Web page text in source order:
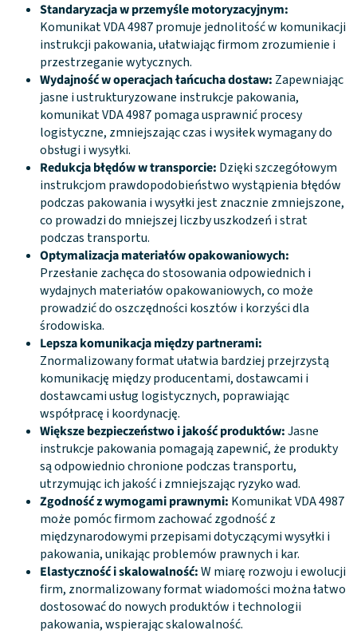
Standaryzacja w przemyśle motoryzacyjnym:
Komunikat VDA 4987 promuje jednolitość w komunikacji
instrukcji pakowania, ułatwiając firmom zrozumienie i
przestrzeganie wytycznych.
Wydajność w operacjach łańcucha dostaw: Zapewniając
jasne i ustrukturyzowane instrukcje pakowania,
komunikat VDA 4987 pomaga usprawnić procesy
logistyczne, zmniejszając czas i wysiłek wymagany do
obsługi i wysyłki.
Redukcja błędów w transporcie: Dzięki szczegółowym
instrukcjom prawdopodobieństwo wystąpienia błędów
podczas pakowania i wysyłki jest znacznie zmniejszone,
co prowadzi do mniejszej liczby uszkodzeń i strat
podczas transportu.
Optymalizacja materiałów opakowaniowych:
Przesłanie zachęca do stosowania odpowiednich i
wydajnych materiałów opakowaniowych, co może
prowadzić do oszczędności kosztów i korzyści dla
środowiska.
Lepsza komunikacja między partnerami:
Znormalizowany format ułatwia bardziej przejrzystą
komunikację między producentami, dostawcami i
dostawcami usług logistycznych, poprawiając
współpracę i koordynację.
Większe bezpieczeństwo i jakość produktów:Jasne
instrukcje pakowania pomagają zapewnić, że produkty
są odpowiednio chronione podczas transportu,
utrzymując ich jakość i zmniejszając ryzyko wad.
Zgodność z wymogami prawnymi: Komunikat VDA 4987
może pomóc firmom zachować zgodność z
międzynarodowymi przepisami dotyczącymi wysyłki i
pakowania, unikając problemów prawnych i kar.
Elastyczność i skalowalność:W miarę rozwoju i ewolucji
firm, znormalizowany format wiadomości można łatwo
dostosować do nowych produktów i technologii
pakowania, wspierając skalowalność.